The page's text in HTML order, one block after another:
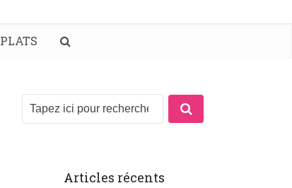
PLATS
Articles récents